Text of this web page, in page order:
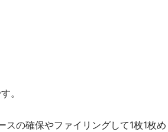
。
の確保やファイリングして1枚1枚め